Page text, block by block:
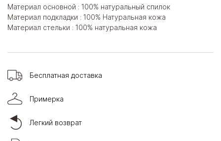
Материал основной : 100% натуральный спилок
Материал подкладки : 100% Натуральная кожа
Материал стельки : 100% натуральная кожа
Бесплатная доставка
Примерка
Легкий возврат